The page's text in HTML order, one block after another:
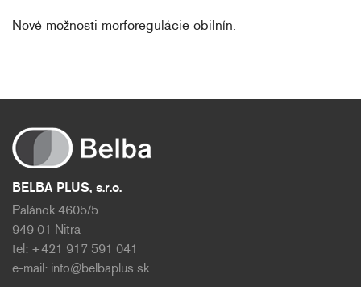
Nové možnosti morforegulácie obilnín.
BELBA PLUS, s.r.o.
Palánok 4605/5
949 01 Nitra
tel: +421 917 591 041
e-mail: info@belbaplus.sk